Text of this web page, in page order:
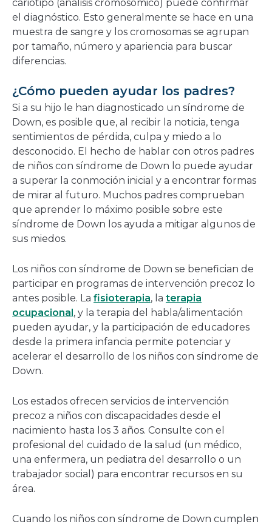
cariotipo (análisis cromosómico) puede confirmar
el diagnóstico. Esto generalmente se hace en una
muestra de sangre y los cromosomas se agrupan
por tamaño, número y apariencia para buscar
diferencias.
¿Cómo pueden ayudar los padres?
Si a su hijo le han diagnosticado un síndrome de
Down, es posible que, al recibir la noticia, tenga
sentimientos de pérdida, culpa y miedo a lo
desconocido. El hecho de hablar con otros padres
de niños con síndrome de Down lo puede ayudar
a superar la conmoción inicial y a encontrar formas
de mirar al futuro. Muchos padres comprueban
que aprender lo máximo posible sobre este
síndrome de Down los ayuda a mitigar algunos de
sus miedos.
Los niños con síndrome de Down se benefician de
participar en programas de intervención precoz lo
antes posible. La fisioterapia, la terapia
ocupacional , y la terapia del habla/alimentación
pueden ayudar, y la participación de educadores
desde la primera infancia permite potenciar y
acelerar el desarrollo de los niños con síndrome de
Down.
Los estados ofrecen servicios de intervención
precoz a niños con discapacidades desde el
nacimiento hasta los 3 años. Consulte con el
profesional del cuidado de la salud (un médico,
una enfermera, un pediatra del desarrollo o un
trabajador social) para encontrar recursos en su
área.
Cuando los niños con síndrome de Down cumplen